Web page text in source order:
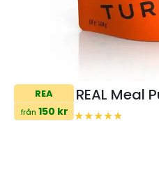
REA
från 150 kr
REAL Meal